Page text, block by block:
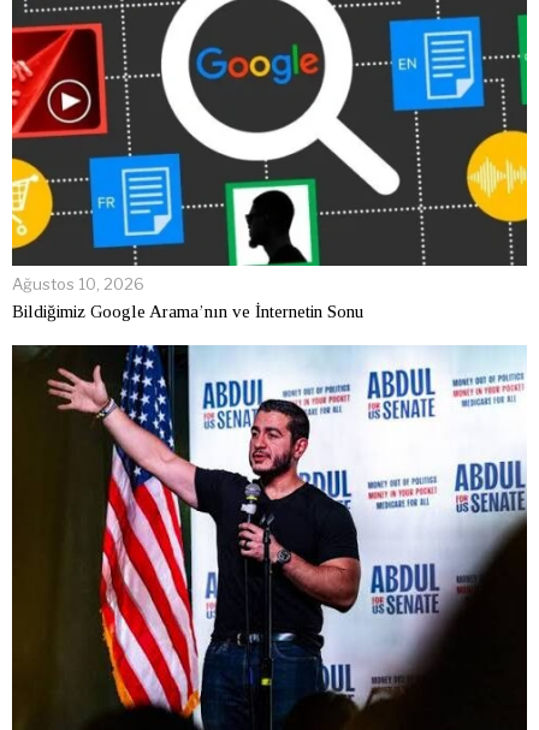
Ağustos 10, 2026
Bildiğimiz Google Arama’nın ve İnternetin Sonu